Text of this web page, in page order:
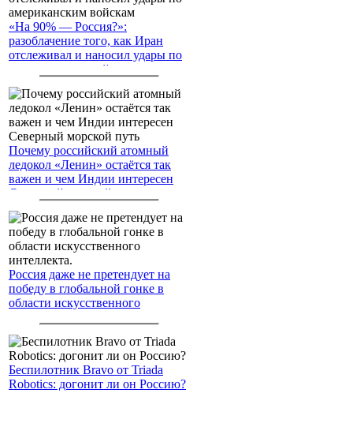
«На 90% — Россия?»:
разоблачение того, как Иран
отслеживал и наносил удары по
американским войскам
Почему российский атомный
ледокол «Ленин» остаётся так
важен и чем Индии интересен
Северный морской путь
Россия даже не претендует на
победу в глобальной гонке в
области искусственного
Беспилотник Bravo от Triada
Robotics: догонит ли он Россию?